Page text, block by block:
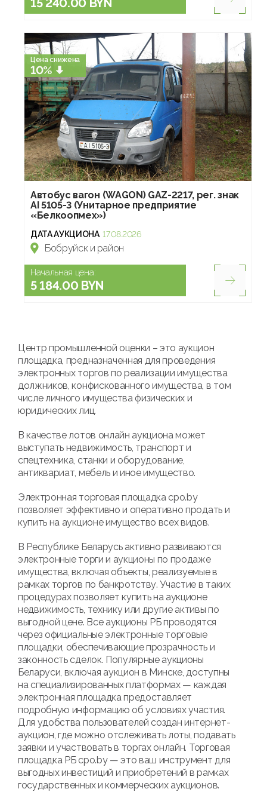
15 240.00 BYN
Цена снижена
10%
Автобус вагон (WAGON) GAZ-2217, рег. знак
AI 5105-3 (Унитарное предприятие
«Белкоопмех»)
ДАТА АУКЦИОНА 17.08.2026
Бобруйск и район
Начальная цена:
5 184.00 BYN
Центр промышленной оценки – это аукцион
площадка, предназначенная для проведения
электронных торгов по реализации имущества
должников, конфискованного имущества, в том
числе личного имущества физических и
юридических лиц.
В качестве лотов онлайн аукциона может
выступать недвижимость, транспорт и
спецтехника, станки и оборудование,
антиквариат, мебель и иное имущество.
Электронная торговая площадка cpo.by
позволяет эффективно и оперативно продать и
купить на аукционе имущество всех видов.
В Республике Беларусь активно развиваются
электронные торги и аукционы по продаже
имущества, включая объекты, реализуемые в
рамках торгов по банкротству. Участие в таких
процедурах позволяет купить на аукционе
недвижимость, технику или другие активы по
выгодной цене. Все аукционы РБ проводятся
через официальные электронные торговые
площадки, обеспечивающие прозрачность и
законность сделок. Популярные аукционы
Беларуси, включая аукцион в Минске, доступны
на специализированных платформах — каждая
электронная площадка предоставляет
подробную информацию об условиях участия.
Для удобства пользователей создан интернет-
аукцион, где можно отслеживать лоты, подавать
заявки и участвовать в торгах онлайн. Торговая
площадка РБ cpo.by — это ваш инструмент для
выгодных инвестиций и приобретений в рамках
государственных и коммерческих аукционов.